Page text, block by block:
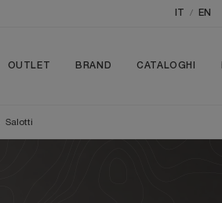
/ EN
OUTLET BRAND CATALOGHI
Salotti